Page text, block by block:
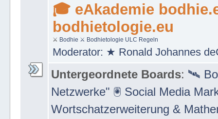
🎓 eAkademie
bodhietologie.eu
⚔ Bodhie ⚔ Bodhietologie ULC Regeln
Moderator: ★ Ronald Johannes
Untergeordnete Boards: 🛰
Netzwerke" 🖲 Social Media
Wortschatzerweiterung &